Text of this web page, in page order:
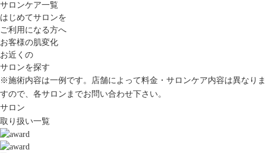
サロンケア一覧
はじめてサロンを
ご利用になる方へ
お客様の肌変化
お近くの
サロンを探す
※施術内容は一例です。店舗によって料金・サロンケア内容は異なりま
すので、各サロンまでお問い合わせ下さい。
サロン
取り扱い一覧